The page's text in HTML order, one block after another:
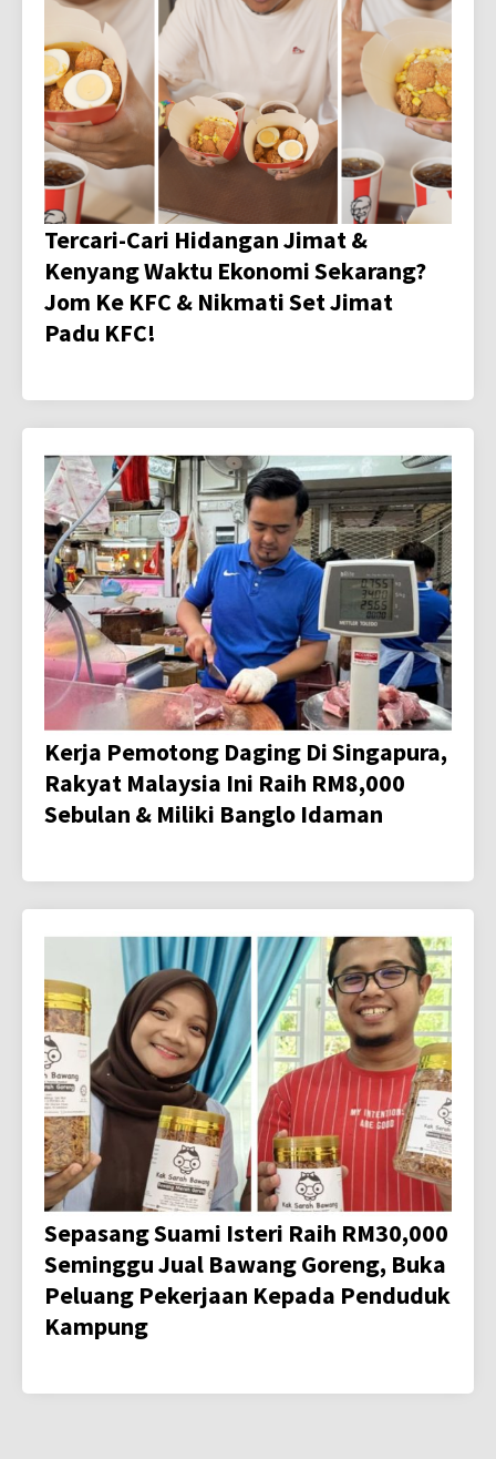
Tercari-Cari Hidangan Jimat &
Kenyang Waktu Ekonomi Sekarang?
Jom Ke KFC & Nikmati Set Jimat
Padu KFC!
Kerja Pemotong Daging Di Singapura,
Rakyat Malaysia Ini Raih RM8,000
Sebulan & Miliki Banglo Idaman
Sepasang Suami Isteri Raih RM30,000
Seminggu Jual Bawang Goreng, Buka
Peluang Pekerjaan Kepada Penduduk
Kampung